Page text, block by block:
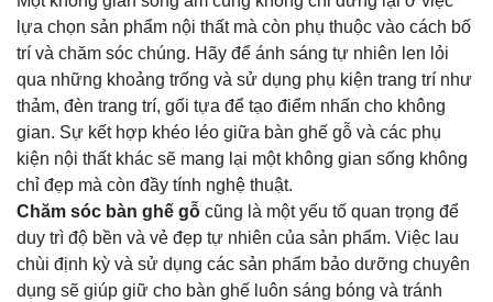
lựa chọn sản phẩm nội thất mà còn phụ thuộc vào cách bố
trí và chăm sóc chúng. Hãy để ánh sáng tự nhiên len lỏi
qua những khoảng trống và sử dụng phụ kiện trang trí như
thảm, đèn trang trí, gối tựa để tạo điểm nhấn cho không
gian. Sự kết hợp khéo léo giữa bàn ghế gỗ và các phụ
kiện nội thất khác sẽ mang lại một không gian sống không
chỉ đẹp mà còn đầy tính nghệ thuật.
Chăm sóc bàn ghế gỗ cũng là một yếu tố quan trọng để
duy trì độ bền và vẻ đẹp tự nhiên của sản phẩm. Việc lau
chùi định kỳ và sử dụng các sản phẩm bảo dưỡng chuyên
dụng sẽ giúp giữ cho bàn ghế luôn sáng bóng và tránh